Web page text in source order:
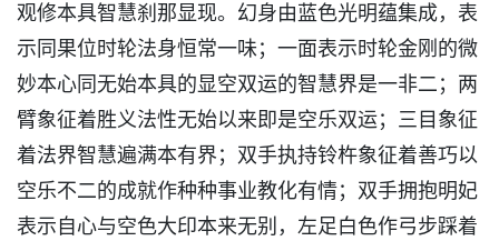
观修本具智慧刹那显现。幻身由蓝色光明蕴集成，表
示同果位时轮法身恒常一味；一面表示时轮金刚的微
妙本心同无始本具的显空双运的智慧界是一非二；两
臂象征着胜义法性无始以来即是空乐双运；三目象征
着法界智慧遍满本有界；双手执持铃杵象征着善巧以
空乐不二的成就作种种事业教化有情；双手拥抱明妃
表示自心与空色大印本来无别，左足白色作弓步踩着